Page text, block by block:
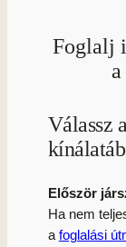
Foglalj
Válassz
Először
Ha nem
a foglalási